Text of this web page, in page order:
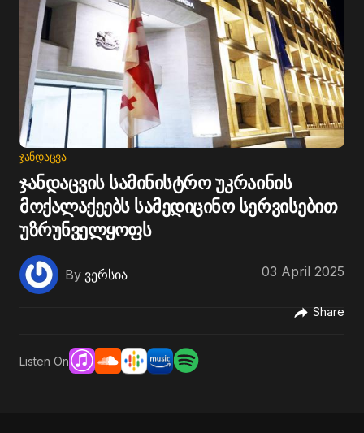
ᲯᲐᲜᲓᲐᲪᲕᲐ
ჯანდაცვის სამინისტრო უკრაინის
მოქალაქეებს სამედიცინო სერვისებით
უზრუნველყოფს
By ვერსია 03 April 2025
Share
Listen On